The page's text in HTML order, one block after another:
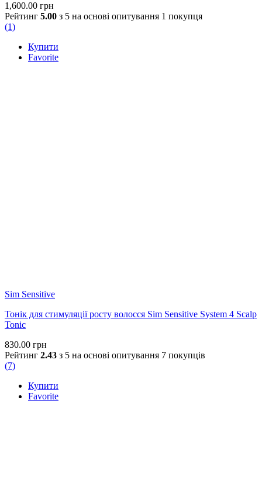
1,600.00 грн
Рейтинг 5.00 з 5 на основі опитування 1 покупця
(1)
Купити
Favorite
Sim Sensitive
Тонік для стимуляції росту волосся Sim Sensitive System 4 Scalp
Tonic
830.00 грн
Рейтинг 2.43 з 5 на основі опитування 7 покупців
(7)
Купити
Favorite